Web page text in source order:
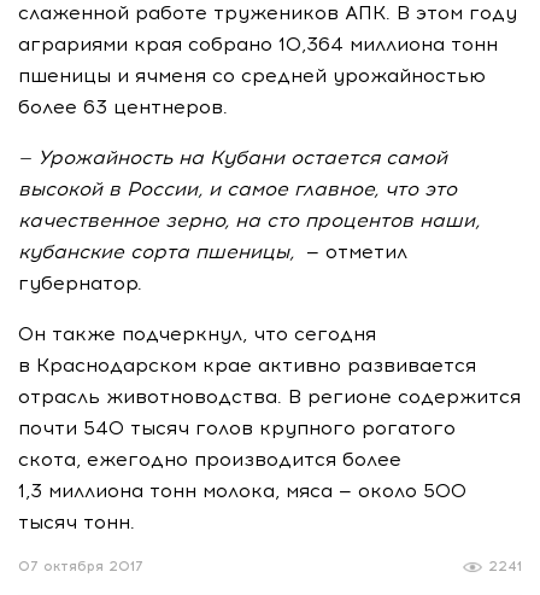
слаженной работе тружеников АПК. В этом году
аграриями края собрано 10,364 миллиона тонн
пшеницы и ячменя со средней урожайностью
более 63 центнеров.
— Урожайность на Кубани остается самой
высокой в России, и самое главное, что это
качественное зерно, на сто процентов наши,
кубанские сорта пшеницы, — отметил
губернатор.
Он также подчеркнул, что сегодня
в Краснодарском крае активно развивается
отрасль животноводства. В регионе содержится
почти 540 тысяч голов крупного рогатого
скота, ежегодно производится более
1,3 миллиона тонн молока, мяса — около 500
тысяч тонн.
2241
07 октября 2017